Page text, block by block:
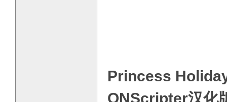
Princess
ONScripter汉化